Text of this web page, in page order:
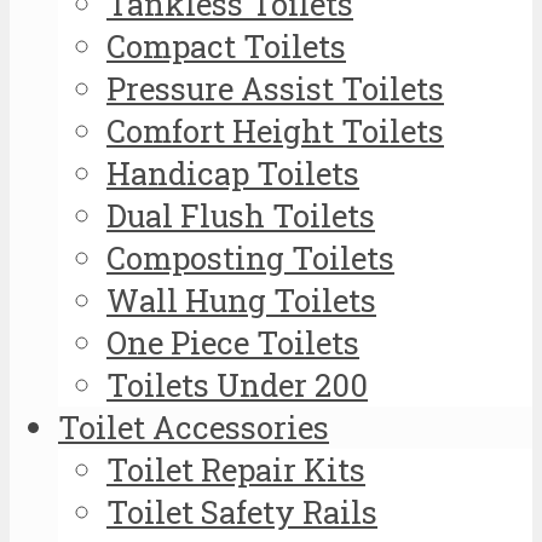
Compact Toilets
Pressure Assist Toilets
Comfort Height Toilets
Handicap Toilets
Dual Flush Toilets
Composting Toilets
Wall Hung Toilets
One Piece Toilets
Toilets Under 200
Toilet Accessories
Toilet Repair Kits
Toilet Safety Rails